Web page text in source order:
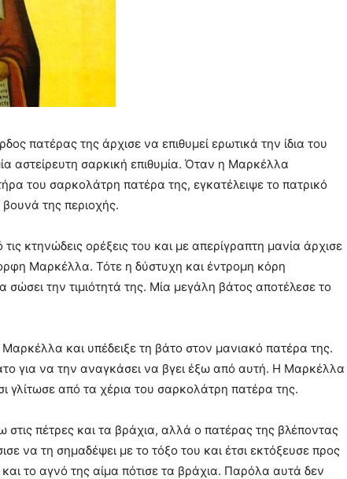
πατέρας της άρχισε να επιθυμεί ερωτικά την ίδια του
αστείρευτη σαρκική επιθυμία. Όταν η Μαρκέλλα
του σαρκολάτρη πατέρα της, εγκατέλειψε το πατρικό
της περιοχής.
κτηνώδεις ορέξεις του και με απερίγραπτη μανία άρχισε
Μαρκέλλα. Τότε η δύστυχη και έντρομη κόρη
την τιμιότητά της. Μία μεγάλη βάτος αποτέλεσε το
και υπέδειξε τη βάτο στον μανιακό πατέρα της.
για να την αναγκάσει να βγει έξω από αυτή. Η Μαρκέλλα
γλίτωσε από τα χέρια του σαρκολάτρη πατέρα της.
στις πέτρες και τα βράχια, αλλά ο πατέρας της βλέποντας
να τη σημαδέψει με το τόξο του και έτσι εκτόξευσε προς
το αγνό της αίμα πότισε τα βράχια. Παρόλα αυτά δεν